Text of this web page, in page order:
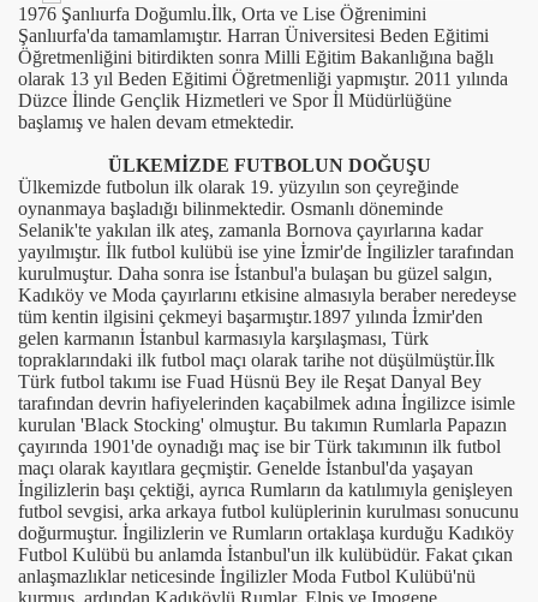
1976 Şanlıurfa Doğumlu.İlk, Orta ve Lise Öğrenimini
Şanlıurfa'da tamamlamıştır. Harran Üniversitesi Beden Eğitimi
Öğretmenliğini bitirdikten sonra Milli Eğitim Bakanlığına bağlı
olarak 13 yıl Beden Eğitimi Öğretmenliği yapmıştır. 2011 yılında
Düzce İlinde Gençlik Hizmetleri ve Spor İl Müdürlüğüne
başlamış ve halen devam etmektedir.
ÜLKEMİZDE FUTBOLUN DOĞUŞU
Ülkemizde futbolun ilk olarak 19. yüzyılın son çeyreğinde
oynanmaya başladığı bilinmektedir. Osmanlı döneminde
Selanik'te yakılan ilk ateş, zamanla Bornova çayırlarına kadar
yayılmıştır. İlk futbol kulübü ise yine İzmir'de İngilizler tarafından
kurulmuştur. Daha sonra ise İstanbul'a bulaşan bu güzel salgın,
Kadıköy ve Moda çayırlarını etkisine almasıyla beraber neredeyse
tüm kentin ilgisini çekmeyi başarmıştır.1897 yılında İzmir'den
gelen karmanın İstanbul karmasıyla karşılaşması, Türk
topraklarındaki ilk futbol maçı olarak tarihe not düşülmüştür.İlk
Türk futbol takımı ise Fuad Hüsnü Bey ile Reşat Danyal Bey
tarafından devrin hafiyelerinden kaçabilmek adına İngilizce isimle
kurulan 'Black Stocking' olmuştur. Bu takımın Rumlarla Papazın
çayırında 1901'de oynadığı maç ise bir Türk takımının ilk futbol
maçı olarak kayıtlara geçmiştir. Genelde İstanbul'da yaşayan
İngilizlerin başı çektiği, ayrıca Rumların da katılımıyla genişleyen
futbol sevgisi, arka arkaya futbol kulüplerinin kurulması sonucunu
doğurmuştur. İngilizlerin ve Rumların ortaklaşa kurduğu Kadıköy
Futbol Kulübü bu anlamda İstanbul'un ilk kulübüdür. Fakat çıkan
anlaşmazlıklar neticesinde İngilizler Moda Futbol Kulübü'nü
kurmuş, ardından Kadıköylü Rumlar, Elpis ve Imogene